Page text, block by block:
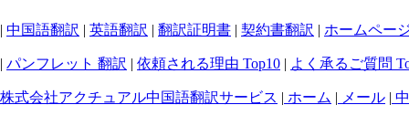
| 中国語翻訳 | 英語翻訳 | 翻訳証明書 | 契約書翻訳 | ホームペー
| パンフレット 翻訳 | 依頼される理由 Top10 | よく承るご質問
株式会社アクチュアル中国語翻訳サービス | ホーム | メール |